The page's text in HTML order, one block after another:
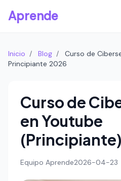
Aprende
Inicio / Blog /
Curso de
Principiante 2026
Curso de
en Youtube
(Principiante)
Equipo Aprende2026-04-23